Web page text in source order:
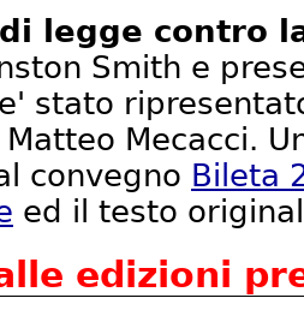
legge contro
Smith e
stato
Mecacci.
convegno Bileta
ed il testo
edizioni